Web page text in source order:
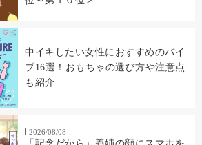
中イキしたい女性におすすめのバイ
ブ16選！おもちゃの選び方や注意点
も紹介
2026/08/08